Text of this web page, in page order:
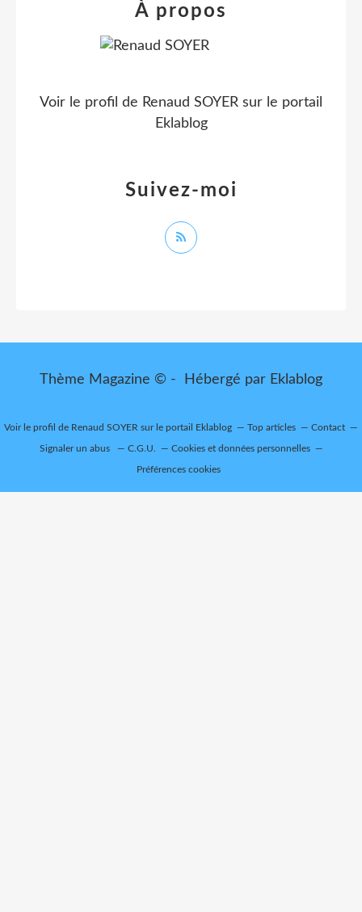
Suivez-moi
À propos
Voir le profil de Renaud SOYER sur le portail
Eklablog
Thème Magazine © - Hébergé par Eklablog
Voir le profil de Renaud SOYER sur le portail Eklablog Top articles Contact
Signaler un abus C.G.U. Cookies et données personnelles
Préférences cookies